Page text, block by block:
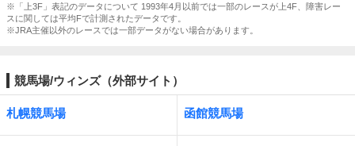
※「上3F」表記のデータについて 1993年4月以前では一部のレースが上4F、障害レー
スに関しては平均Fで計測されたデータです。
※JRA主催以外のレースでは一部データがない場合があります。
競馬場/ウィンズ（外部サイト）
札幌競馬場 函館競馬場